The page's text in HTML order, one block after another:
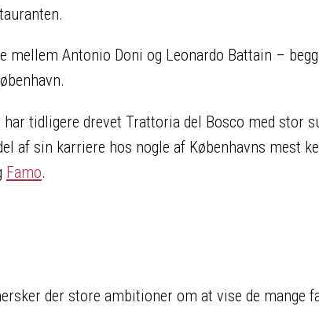
mellem Antonio Doni og Leonardo Battain –
tidligere drevet Trattoria del Bosco med stor
af sin karriere hos nogle af Københavns mest
Famo.
der store ambitioner om at vise de mange